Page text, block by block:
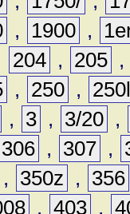
, 1900 ,
204 , 205 ,
, 250 ,
, 3 , 3/20 ,
306 , 307 ,
, 350z ,
356
, 403 ,